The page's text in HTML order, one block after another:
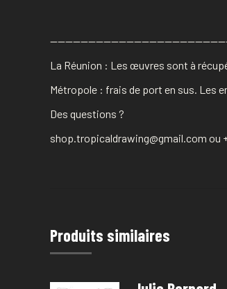
La Réunion : Les œuvres sont à
Métropole : frais de port en sus. Les
Des questions ?
shop.tropicaldrawing@gmail.com ou
Produits similaires